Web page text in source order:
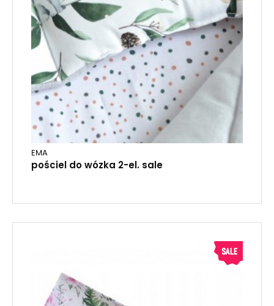
EMA
pościel do wózka 2-el. sale